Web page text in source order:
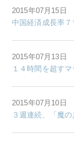
2015年07月15日
中国経済成長率７
2015年07月13日
１４時間を超す
2015年07月10日
３週連続、「魔